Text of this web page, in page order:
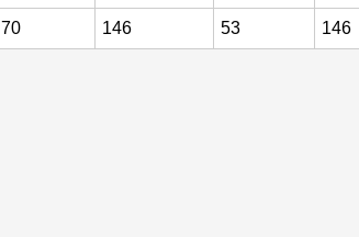
70 146 53 146